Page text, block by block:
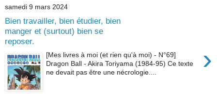
samedi 9 mars 2024
Bien travailler, bien étudier, bien
manger et (surtout) bien se
reposer.
›
[Mes livres à moi (et rien qu'à moi) - N°69]
Dragon Ball - Akira Toriyama (1984-95) Ce texte
ne devait pas être une nécrologie....